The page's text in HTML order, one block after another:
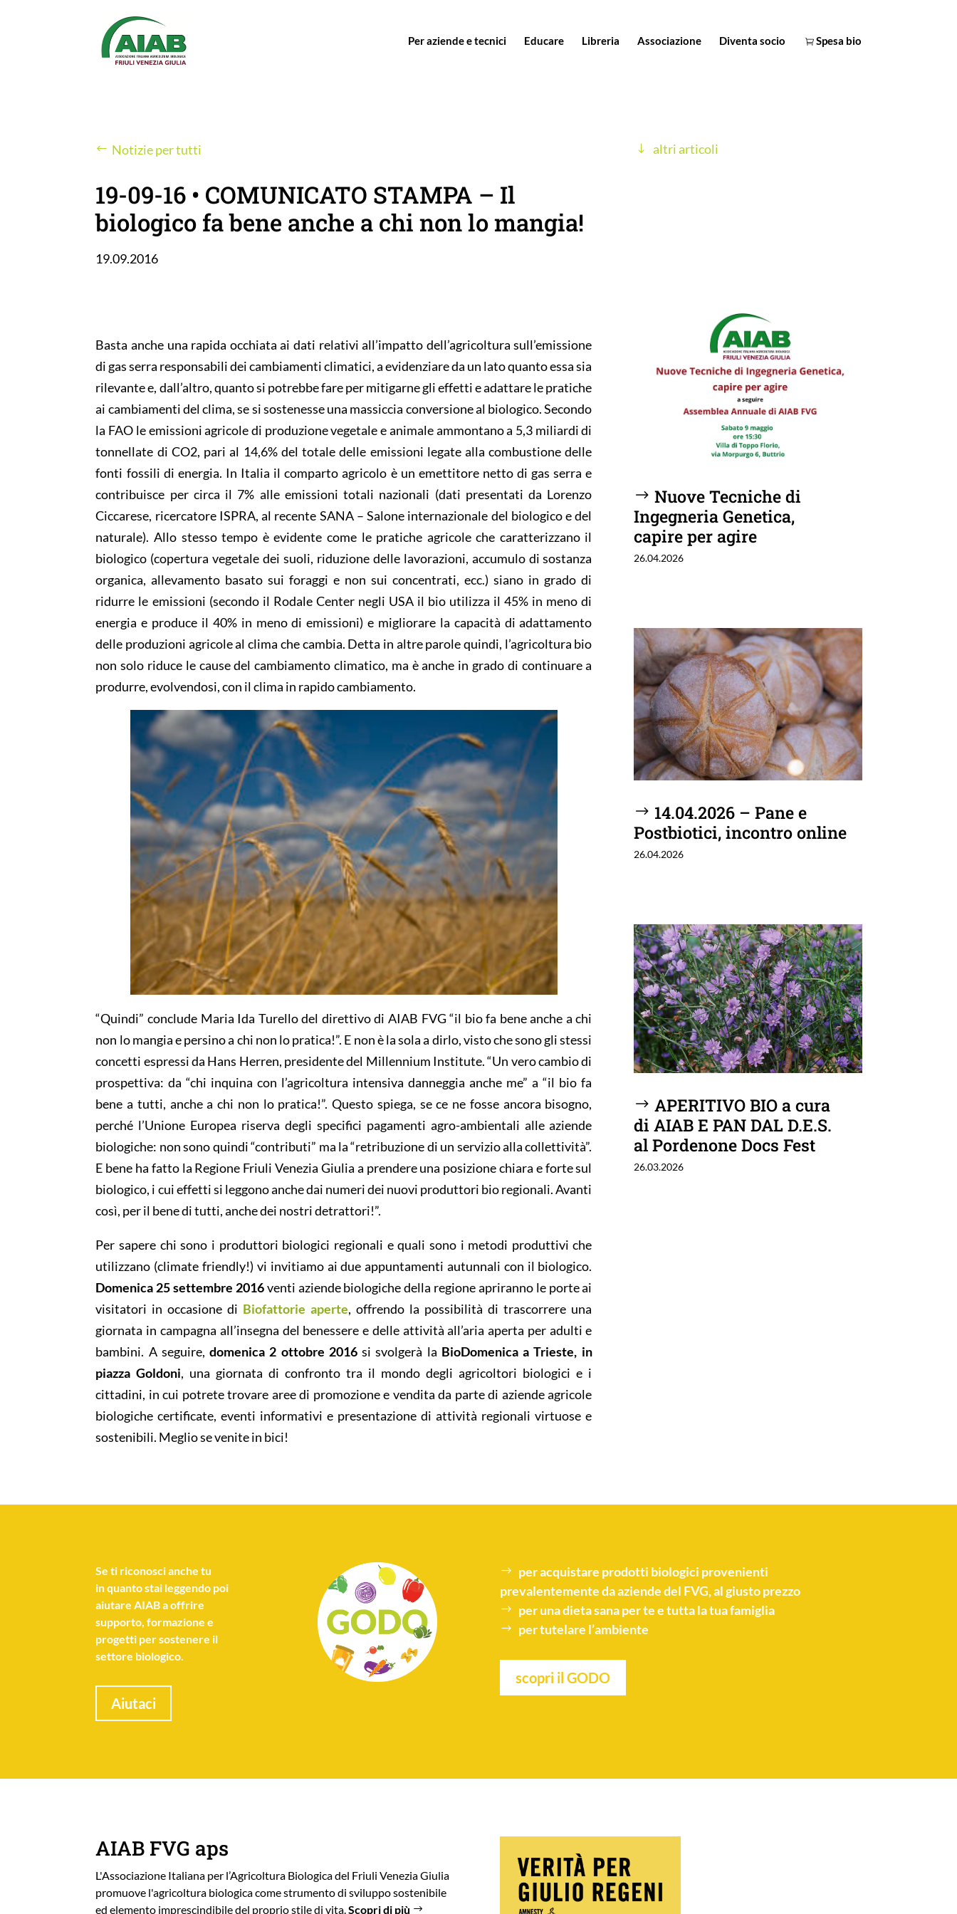
Per aziende e tecnici Educare Libreria Associazione Diventa socio Spesa bio
Notizie per tutti
19-09-16 • COMUNICATO STAMPA – Il
biologico fa bene anche a chi non lo mangia!
19.09.2016
altri articoli
Basta anche una rapida occhiata ai dati relativi all’impatto dell’agricoltura sull’emissione
di gas serra responsabili dei cambiamenti climatici, a evidenziare da un lato quanto essa sia
rilevante e, dall’altro, quanto si potrebbe fare per mitigarne gli effetti e adattare le pratiche
ai cambiamenti del clima, se si sostenesse una massiccia conversione al biologico. Secondo
la FAO le emissioni agricole di produzione vegetale e animale ammontano a 5,3 miliardi di
tonnellate di CO2, pari al 14,6% del totale delle emissioni legate alla combustione delle
fonti fossili di energia. In Italia il comparto agricolo è un emettitore netto di gas serra e
contribuisce per circa il 7% alle emissioni totali nazionali (dati presentati da Lorenzo
Ciccarese, ricercatore ISPRA, al recente SANA – Salone internazionale del biologico e del
naturale). Allo stesso tempo è evidente come le pratiche agricole che caratterizzano il
biologico (copertura vegetale dei suoli, riduzione delle lavorazioni, accumulo di sostanza
organica, allevamento basato sui foraggi e non sui concentrati, ecc.) siano in grado di
ridurre le emissioni (secondo il Rodale Center negli USA il bio utilizza il 45% in meno di
energia e produce il 40% in meno di emissioni) e migliorare la capacità di adattamento
delle produzioni agricole al clima che cambia. Detta in altre parole quindi, l’agricoltura bio
non solo riduce le cause del cambiamento climatico, ma è anche in grado di continuare a
produrre, evolvendosi, con il clima in rapido cambiamento.
“Quindi” conclude Maria Ida Turello del direttivo di AIAB FVG “il bio fa bene anche a chi
non lo mangia e persino a chi non lo pratica!”. E non è la sola a dirlo, visto che sono gli stessi
concetti espressi da Hans Herren, presidente del Millennium Institute. “Un vero cambio di
prospettiva: da “chi inquina con l’agricoltura intensiva danneggia anche me” a “il bio fa
bene a tutti, anche a chi non lo pratica!”. Questo spiega, se ce ne fosse ancora bisogno,
perché l’Unione Europea riserva degli specifici pagamenti agro-ambientali alle aziende
biologiche: non sono quindi “contributi” ma la “retribuzione di un servizio alla collettività”.
E bene ha fatto la Regione Friuli Venezia Giulia a prendere una posizione chiara e forte sul
biologico, i cui effetti si leggono anche dai numeri dei nuovi produttori bio regionali. Avanti
così, per il bene di tutti, anche dei nostri detrattori!”.
Per sapere chi sono i produttori biologici regionali e quali sono i metodi produttivi che
utilizzano (climate friendly!) vi invitiamo ai due appuntamenti autunnali con il biologico.
Domenica 25 settembre 2016venti aziende biologiche della regione apriranno le porte ai
visitatori in occasione di Biofattorie aperte, offrendo la possibilità di trascorrere una
giornata in campagna all’insegna del benessere e delle attività all’aria aperta per adulti e
bambini. A seguire,domenica 2 ottobre 2016si svolgerà la BioDomenica a Trieste, in
piazza Goldoni, una giornata di confronto tra il mondo degli agricoltori biologici e i
cittadini, in cui potrete trovare aree di promozione e vendita da parte di aziende agricole
biologiche certificate, eventi informativi e presentazione di attività regionali virtuose e
sostenibili. Meglio se venite in bici!
Nuove Tecniche di
Ingegneria Genetica,
capire per agire
26.04.2026
14.04.2026 – Pane e
Postbiotici, incontro online
26.04.2026
APERITIVO BIO a cura
di AIAB E PAN DAL D.E.S.
al Pordenone Docs Fest
26.03.2026
Seti riconosci anche tu
in quanto stai leggendo poi
aiutare AIAB a offrire
supporto, formazione e
progetti per sostenere il
settore biologico.
Aiutaci
per acquistare prodotti biologici provenienti
prevalentemente da aziende del FVG, al giusto prezzo
per unadieta sanaper te e tutta la tua famiglia
per tutelare l’ambiente
scopri il GODO
AIAB FVG aps
L'Associazione Italiana per l’Agricoltura Biologica del Friuli Venezia Giulia
promuove l'agricoltura biologica come strumento di sviluppo sostenibile
ed elemento imprescindibile del proprio stile di vita.Scopri di più